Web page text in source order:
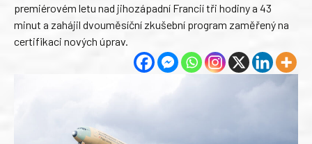
premiérovém letu nad jihozápadní Francií tři hodiny a 43
minut a zahájil dvouměsíční zkušební program zaměřený na
certifikaci nových úprav.